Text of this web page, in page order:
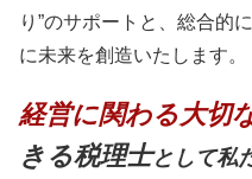
り”のサポートと、総合的
に未来を創造いたします。
経営に関わる大切
きる税理士として私